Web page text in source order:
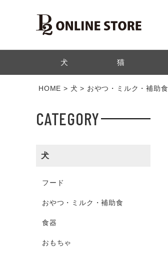
検索
犬 猫
HOME 犬 おやつ・ミルク・補助食
CATEGORY
犬
フード
おやつ・ミルク・補助食
食器
おもちゃ